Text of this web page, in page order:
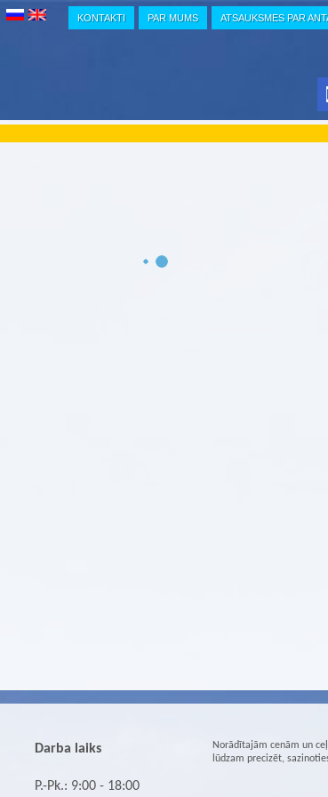
KONTAKTI PAR MUMS ATSAUKSMES PAR
Darba laiks
P.-Pk.: 9:00 - 18:00
Norādītajām cenām un
lūdzam precizēt,